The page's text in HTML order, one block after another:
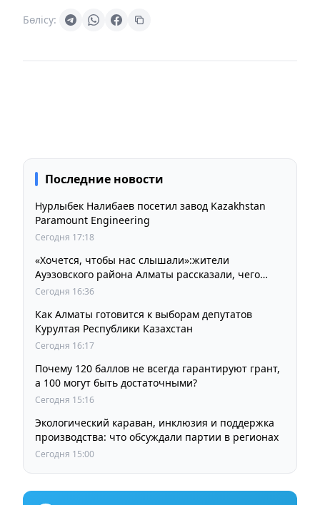
Бөлісу:
Последние новости
Нурлыбек Налибаев посетил завод Kazakhstan
Paramount Engineering
Сегодня 17:18
«Хочется, чтобы нас слышали»:жители
Ауэзовского района Алматы рассказали, чего
ждут от выборов депутатов Курултая
Сегодня 16:36
Как Алматы готовится к выборам депутатов
Курултая Республики Казахстан
Сегодня 16:17
Почему 120 баллов не всегда гарантируют грант,
а 100 могут быть достаточными?
Сегодня 15:16
Экологический караван, инклюзия и поддержка
производства: что обсуждали партии в регионах
Сегодня 15:00